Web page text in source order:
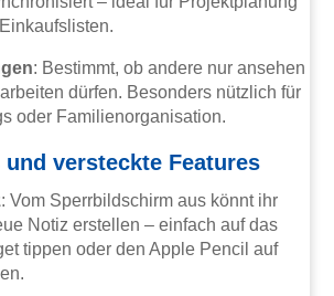
: Bestimmt, ob andere nur ansehen
dürfen. Besonders nützlich für
oder Familienorganisation.
versteckte Features
: Vom Sperrbildschirm aus könnt ihr
Notiz erstellen – einfach auf das
tippen oder den Apple Pencil auf